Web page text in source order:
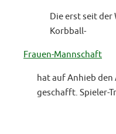
Die erst seit
Korbball-
Frauen-Mannschaft
hat auf Anhieb
geschafft. Spieler-